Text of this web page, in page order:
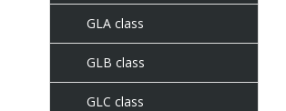
GLA class
GLB class
GLC class